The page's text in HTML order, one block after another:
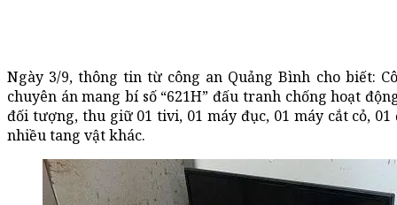
Ngày 3/9, thông tin từ công an Quảng Bình cho biết:
chuyên án mang bí số “621H” đấu tranh chống hoạt
đối tượng, thu giữ 01 tivi, 01 máy đục, 01 máy cắt cỏ,
nhiều tang vật khác.